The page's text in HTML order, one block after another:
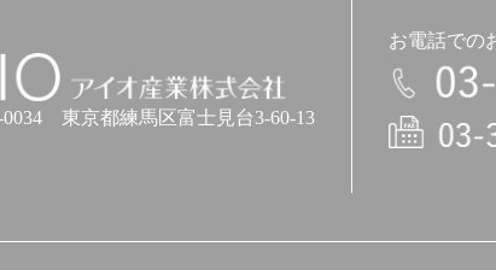
産業株式会社
0034 東京都練馬区富士見台3-60-13
お電話での
電話